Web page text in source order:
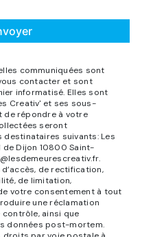
communiquées sont
contacter et sont
informatisé. Elles sont
Creativ' et ses sous-
de répondre à votre
seront
destinataires suivants: Les
de Dijon 10800 Saint-
de rectification,
de limitation,
votre consentement à tout
une réclamation
contrôle, ainsi que
données post-mortem.